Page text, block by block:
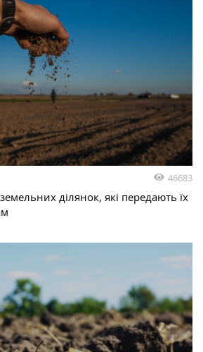
46683
ділянок, які передають їх